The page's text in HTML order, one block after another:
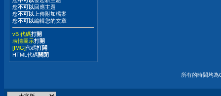
您不可以回應主題
您不可以 上傳附加檔案
您不可以編輯您的文章
vB 代碼打開
表情圖示打開
[IMG]代碼打開
HTML代碼關閉
所有的時間均為